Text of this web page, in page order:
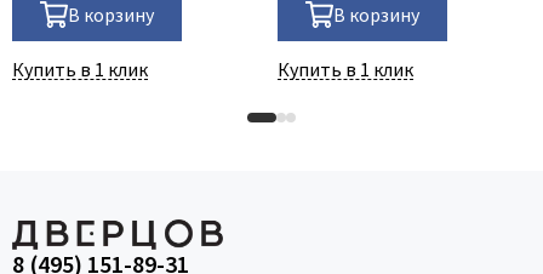
В корзину
Купить в 1 клик
В корзину
Купить в 1 клик
8 (495) 151-89-31